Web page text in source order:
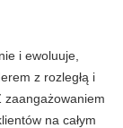
i ewoluuje,
z rozległą i
zaangażowaniem
na całym